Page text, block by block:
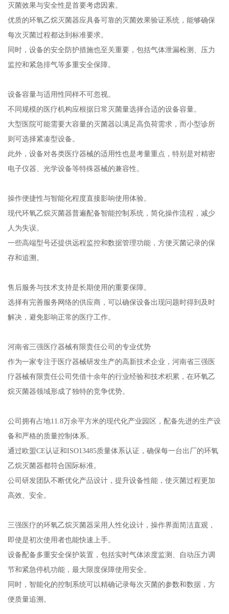
灭菌效果与安全性是首要考虑因素。
优质的环氧乙烷灭菌器应具备可靠的灭菌效果验证系统，能够确保
每次灭菌过程都达到标准要求。
同时，设备的安全防护措施也至关重要，包括气体泄漏检测、压力
监控和紧急排气等多重安全保障。
设备容量与适用性同样不可忽视。
不同规模的医疗机构应根据日常灭菌量选择合适的设备容量。
大型医院可能需要大容量的灭菌器以满足高负荷需求，而小型诊所
则可选择紧凑型设备。
此外，设备对各类医疗器械的适用性也是考量重点，特别是对精密
电子仪器、光学设备等特殊器械的兼容性。
操作便捷性与智能化程度直接影响使用体验。
现代环氧乙烷灭菌器普遍配备智能控制系统，简化操作流程，减少
人为失误。
一些高端型号还提供远程监控和数据管理功能，方便灭菌记录的保
存和追溯。
售后服务与技术支持是长期使用的重要保障。
选择有完善服务网络的供应商，可以确保设备出现问题时得到及时
解决，避免影响正常的医疗工作。
河南省三强医疗器械有限责任公司的专业优势
作为一家专注于医疗器械研发生产的高新技术企业，河南省三强医
疗器械有限责任公司凭借十余年的行业经验和技术积累，在环氧乙
烷灭菌器领域形成了独特的竞争优势。
公司拥有占地11.8万余平方米的现代化产业园区，配备先进的生产设
备和严格的质量控制体系。
通过欧盟CE认证和ISO13485质量体系认证，确保每一台出厂的环氧
乙烷灭菌器都符合国际标准。
公司研发团队不断优化产品设计，提升设备性能，使灭菌过程更加
高效、安全。
三强医疗的环氧乙烷灭菌器采用人性化设计，操作界面简洁直观，
即使是初次使用者也能快速上手。
设备配备多重安全保护装置，包括实时气体浓度监测、自动压力调
节和紧急停机功能，最大限度保障使用安全。
同时，智能化的控制系统可以精确记录每次灭菌的参数和数据，方
便质量追溯。